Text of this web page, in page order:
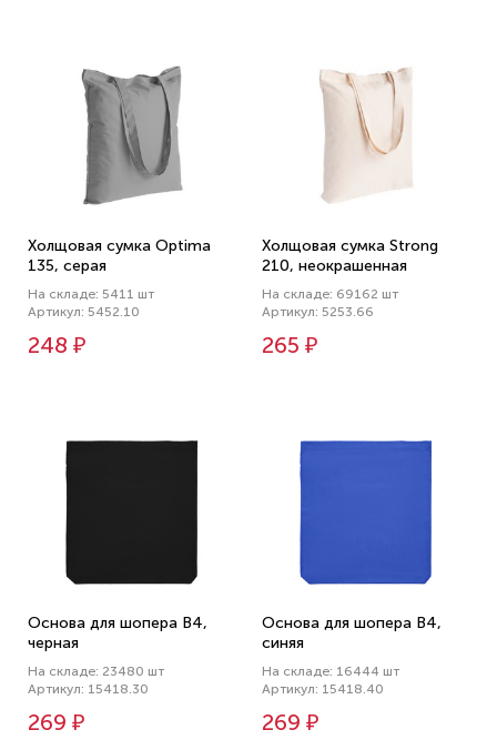
Холщовая сумка Optima
135, серая
На складе: 5411 шт
Артикул: 5452.10
248 ₽
Холщовая сумка Strong
210, неокрашенная
На складе: 69162 шт
Артикул: 5253.66
265 ₽
Основа для шопера B4,
черная
На складе: 23480 шт
Артикул: 15418.30
269 ₽
Основа для шопера B4,
синяя
На складе: 16444 шт
Артикул: 15418.40
269 ₽